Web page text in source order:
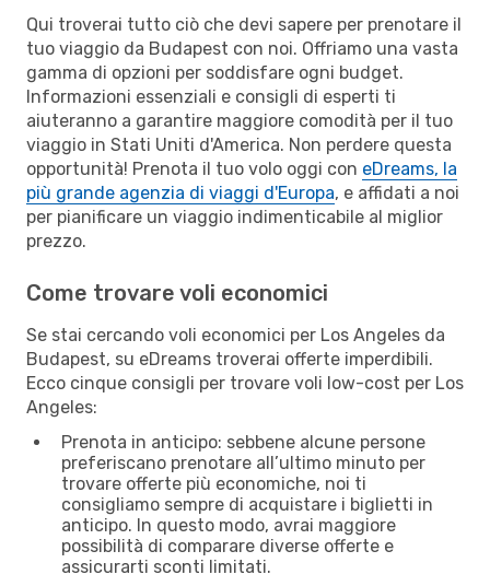
Qui troverai tutto ciò che devi sapere per prenotare il
tuo viaggio da Budapest con noi. Offriamo una vasta
gamma di opzioni per soddisfare ogni budget.
Informazioni essenziali e consigli di esperti ti
aiuteranno a garantire maggiore comodità per il tuo
viaggio in Stati Uniti d'America. Non perdere questa
opportunità! Prenota il tuo volo oggi con eDreams, la
più grande agenzia di viaggi d'Europa, e affidati a noi
per pianificare un viaggio indimenticabile al miglior
prezzo.
Come trovare voli economici
Se stai cercando voli economici per Los Angeles da
Budapest, su eDreams troverai offerte imperdibili.
Ecco cinque consigli per trovare voli low-cost per Los
Angeles:
Prenota in anticipo: sebbene alcune persone
preferiscano prenotare all’ultimo minuto per
trovare offerte più economiche, noi ti
consigliamo sempre di acquistare i biglietti in
anticipo. In questo modo, avrai maggiore
possibilità di comparare diverse offerte e
assicurarti sconti limitati.